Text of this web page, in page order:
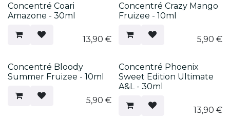
Concentré Coari
Amazone - 30ml
13,90 €
Concentré Crazy Mango
Fruizee - 10ml
5,90 €
Concentré Bloody
Summer Fruizee - 10ml
5,90 €
Concentré Phoenix
Sweet Edition Ultimate
A&L - 30ml
13,90 €